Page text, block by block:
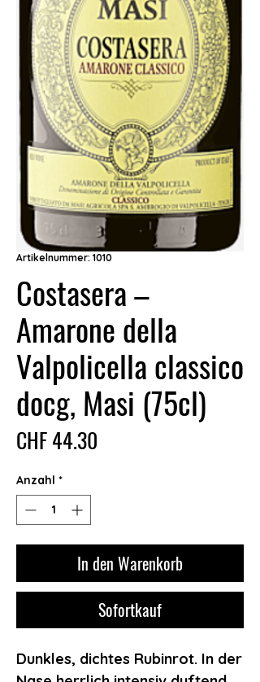
Artikelnummer: 1010
Costasera –
Amarone della
Valpolicella classico
docg, Masi (75cl)
CHF 44.30
Anzahl *
In den Warenkorb
Sofortkauf
Dunkles, dichtes Rubinrot. In der